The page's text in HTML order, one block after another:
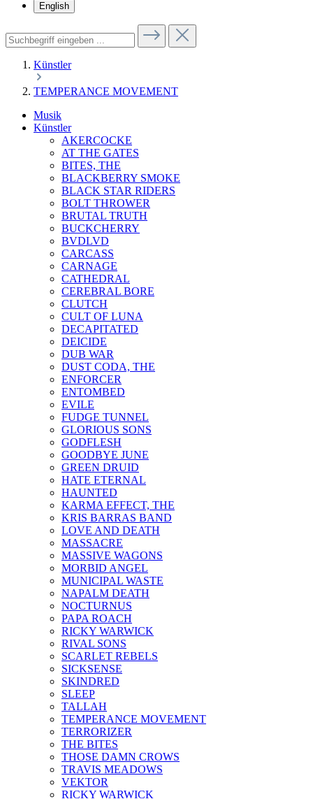
English
Künstler
TEMPERANCE MOVEMENT
Musik
Künstler
AKERCOCKE
AT THE GATES
BITES, THE
BLACKBERRY SMOKE
BLACK STAR RIDERS
BOLT THROWER
BRUTAL TRUTH
BUCKCHERRY
BVDLVD
CARCASS
CARNAGE
CATHEDRAL
CEREBRAL BORE
CLUTCH
CULT OF LUNA
DECAPITATED
DEICIDE
DUB WAR
DUST CODA, THE
ENFORCER
ENTOMBED
EVILE
FUDGE TUNNEL
GLORIOUS SONS
GODFLESH
GOODBYE JUNE
GREEN DRUID
HATE ETERNAL
HAUNTED
KARMA EFFECT, THE
KRIS BARRAS BAND
LOVE AND DEATH
MASSACRE
MASSIVE WAGONS
MORBID ANGEL
MUNICIPAL WASTE
NAPALM DEATH
NOCTURNUS
PAPA ROACH
RICKY WARWICK
RIVAL SONS
SCARLET REBELS
SICKSENSE
SKINDRED
SLEEP
TALLAH
TEMPERANCE MOVEMENT
TERRORIZER
THE BITES
THOSE DAMN CROWS
TRAVIS MEADOWS
VEKTOR
RICKY WARWICK